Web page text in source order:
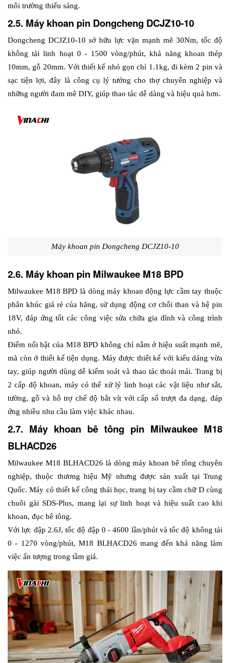
môi trường thiếu sáng.
2.5. Máy khoan pin Dongcheng DCJZ10-10
Dongcheng DCJZ10-10 sở hữu lực vặn mạnh mẽ 30Nm, tốc độ
không tải linh hoạt 0 - 1500 vòng/phút, khả năng khoan thép
10mm, gỗ 20mm. Với thiết kế nhỏ gọn chỉ 1.1kg, đi kèm 2 pin và
sạc tiện lợi, đây là công cụ lý tưởng cho thợ chuyên nghiệp và
những người đam mê DIY, giúp thao tác dễ dàng và hiệu quả hơn.
Máy khoan pin Dongcheng DCJZ10-10
2.6. Máy khoan pin Milwaukee M18 BPD
Milwaukee M18 BPD là dòng máy khoan động lực cầm tay thuộc
phân khúc giá rẻ của hãng, sử dụng động cơ chổi than và hệ pin
18V, đáp ứng tốt các công việc sửa chữa gia đình và công trình
nhỏ.
Điểm nổi bật của M18 BPD không chỉ nằm ở hiệu suất mạnh mẽ,
mà còn ở thiết kế tiện dụng. Máy được thiết kế với kiểu dáng vừa
tay, giúp người dùng dễ kiểm soát và thao tác thoải mái. Trang bị
2 cấp độ khoan, máy có thể xử lý linh hoạt các vật liệu như sắt,
tường, gỗ và hỗ trợ chế độ bắt vít với cấp số trượt đa dạng, đáp
ứng nhiều nhu cầu làm việc khác nhau.
2.7. Máy khoan bê tông pin Milwaukee M18
BLHACD26
Milwaukee M18 BLHACD26 là dòng máy khoan bê tông chuyên
nghiệp, thuộc thương hiệu Mỹ nhưng được sản xuất tại Trung
Quốc. Máy có thiết kế công thái học, trang bị tay cầm chữ D cùng
chuôi gài SDS-Plus, mang lại sự linh hoạt và hiệu suất cao khi
khoan, đục bê tông.
Với lực đập 2.6J, tốc độ đập 0 - 4600 lần/phút và tốc độ không tải
0 - 1270 vòng/phút, M18 BLHACD26 mang đến khả năng làm
việc ấn tượng trong tầm giá.